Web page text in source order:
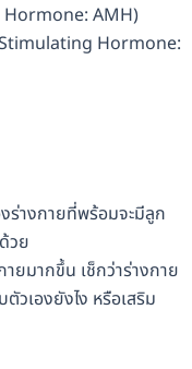
Hormone: AMH)
Stimulating Hormone:
ร่างกายที่พร้อมจะมีลูก
วย
ายมากขึ้น เช็กว่าร่างกาย
เองยังไง หรือเสริม